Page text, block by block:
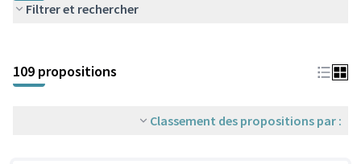
Filtrer et rechercher
+
−
109 propositions
Classement des propositions par :